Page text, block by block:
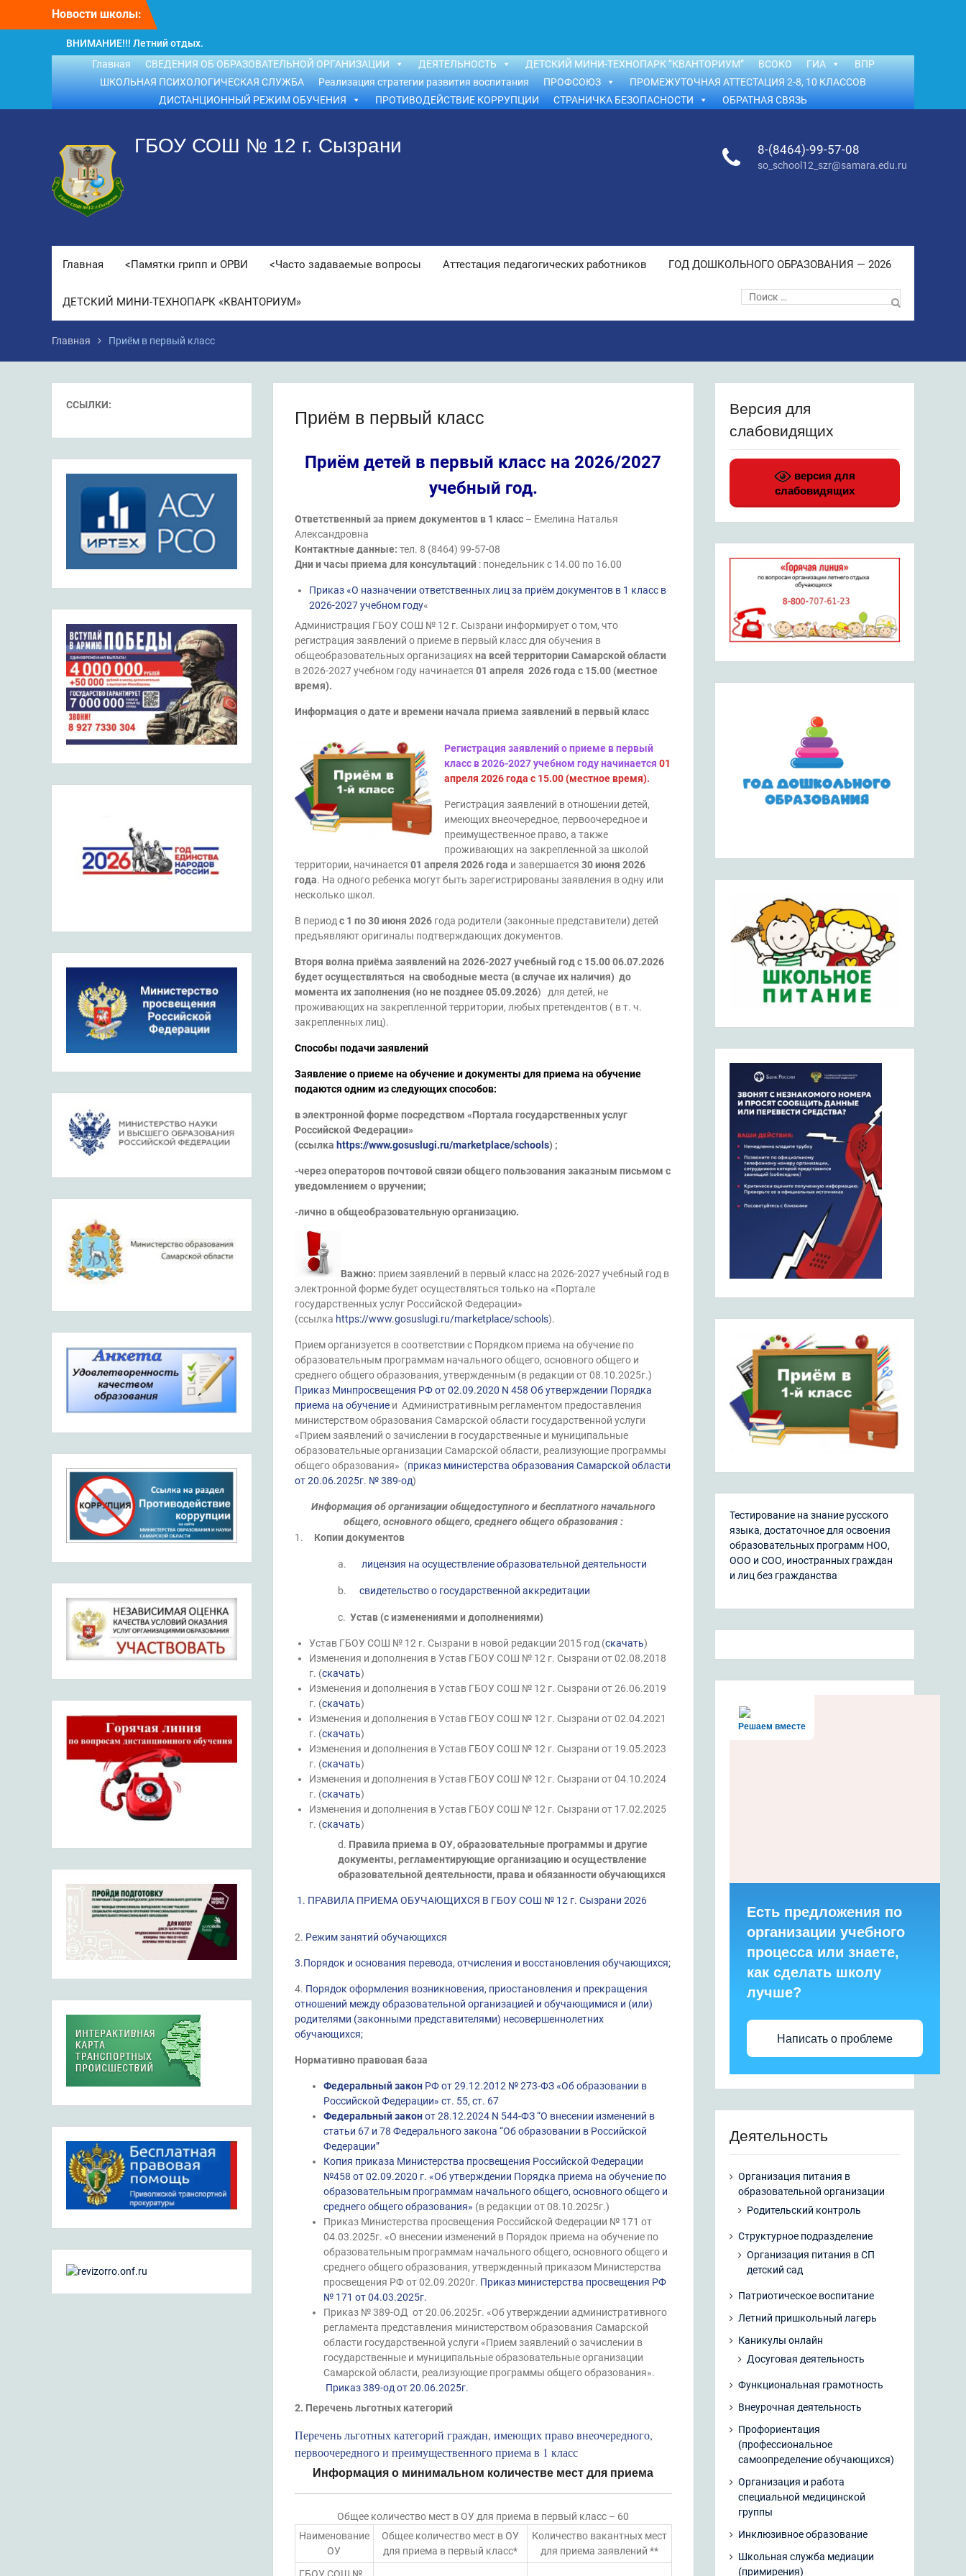
Новости школы:
ВНИМАНИЕ!!! Летний отдых.
ВНИМАНИЕ! ДЛЯ ВЫПУСКНИКОВ
Главная СВЕДЕНИЯ ОБ ОБРАЗОВАТЕЛЬНОЙ ОРГАНИЗАЦИИ ДЕЯТЕЛЬНОСТЬ ДЕТСКИЙ МИНИ-ТЕХНОПАРК “КВАНТОРИУМ” ВСОКО ГИА
ВПР
ШКОЛЬНАЯ ПСИХОЛОГИЧЕСКАЯ СЛУЖБА
Реализация стратегии развития воспитания ПРОФСОЮЗ
ПРОМЕЖУТОЧНАЯ АТТЕСТАЦИЯ 2-8, 10 КЛАССОВ
ДИСТАНЦИОННЫЙ РЕЖИМ ОБУЧЕНИЯ
ПРОТИВОДЕЙСТВИЕ КОРРУПЦИИ СТРАНИЧКА БЕЗОПАСНОСТИ ОБРАТНАЯ СВЯЗЬ
ГБОУ СОШ № 12 г. Сызрани 8-(8464)-99-57-08
so_school12_szr@samara.edu.ru
Главная <Памятки грипп и ОРВИ <Часто задаваемые вопросы Аттестация педагогических работников ГОД ДОШКОЛЬНОГО ОБРАЗОВАНИЯ — 2026
ДЕТСКИЙ МИНИ-ТЕХНОПАРК «КВАНТОРИУМ»
Поиск
по:
Главная Приём в первый класс
Приём в первый класс
Приём детей в первый класс на 2026/2027
учебный год.
Ответственный за прием документов в 1 класс– Емелина Наталья
Александровна
Контактные данные: тел. 8 (8464) 99-57-08
Дни и часы приема для консультаций: понедельник с 14.00 по 16.00
Приказ «О назначении ответственных лиц за приём документов в 1 класс в
2026-2027 учебном году«
Администрация ГБОУ СОШ № 12 г. Сызрани информирует о том, что
регистрация заявлений о приеме в первый класс для обучения в
общеобразовательных организацияхна всей территории Самарской области
в 2026-2027 учебном году начинается 01 апреля 2026 года с 15.00 (местное
время).
Информация о дате и времени начала приема заявлений в первый класс
Регистрация заявлений о приеме в первый
класс в 2026-2027 учебном году начинается 01
апреля 2026 года с 15.00 (местное время).
Регистрация заявлений в отношении детей,
имеющих внеочередное, первоочередное и
преимущественное право, а также
проживающих на закрепленной за школой
территории, начинается 01 апреля 2026 года и завершается 30 июня 2026
года. На одного ребенка могут быть зарегистрированы заявления в одну или
несколько школ.
В период с 1 по 30 июня 2026года родители (законные представители) детей
предъявляют оригиналы подтверждающих документов.
Вторя волна приёма заявлений на 2026-2027 учебный год с 15.00 06.07.2026
будет осуществляться на свободные места (в случае их наличия) до
момента их заполнения (но не позднее 05.09.2026) для детей, не
проживающих на закрепленной территории, любых претендентов ( в т. ч.
закрепленных лиц).
Способы подачи заявлений
Заявление о приеме на обучение и документы для приема на обучение
подаются одним из следующих способов:
в электронной форме посредством «Портала государственных услуг
Российской Федерации»
(ссылка https://www.gosuslugi.ru/marketplace/schools) ;
-через операторов почтовой связи общего пользования заказным письмом с
уведомлением о вручении;
-лично в общеобразовательную организацию.
Важно: прием заявлений в первый класс на 2026-2027 учебный год в
электронной форме будет осуществляться только на «Портале
государственных услуг Российской Федерации»
(ссылка https://www.gosuslugi.ru/marketplace/schools).
Прием организуется в соответствии с Порядком приема на обучение по
образовательным программам начального общего, основного общего и
среднего общего образования, утвержденным (в редакции от 08.10.2025г.)
Приказ Минпросвещения РФ от 02.09.2020 N 458 Об утверждении Порядка
приема на обучение и Административным регламентом предоставления
министерством образования Самарской области государственной услуги
«Прием заявлений о зачислении в государственные и муниципальные
образовательные организации Самарской области, реализующие программы
общего образования» (приказ министерства образования Самарской области
от 20.06.2025г. № 389-од)
Информация об организации общедоступного и бесплатного начального
общего, основного общего, среднего общего образования :
1. Копии документов
a. лицензия на осуществление образовательной деятельности
b. свидетельство о государственной аккредитации
c. Устав (с изменениями и дополнениями)
Устав ГБОУ СОШ № 12 г. Сызрани в новой редакции 2015 год (скачать)
Изменения и дополнения в Устав ГБОУ СОШ № 12 г. Сызрани от 02.08.2018
г. (скачать)
Изменения и дополнения в Устав ГБОУ СОШ № 12 г. Сызрани от 26.06.2019
г. (скачать)
Изменения и дополнения в Устав ГБОУ СОШ № 12 г. Сызрани от 02.04.2021
г. (скачать)
Изменения и дополнения в Устав ГБОУ СОШ № 12 г. Сызрани от 19.05.2023
г. (скачать)
Изменения и дополнения в Устав ГБОУ СОШ № 12 г. Сызрани от 04.10.2024
г. (скачать)
Изменения и дополнения в Устав ГБОУ СОШ № 12 г. Сызрани от 17.02.2025
г. (скачать)
d. Правила приема в ОУ, образовательные программы и другие
документы, регламентирующие организацию и осуществление
образовательной деятельности, права и обязанности обучающихся
1. ПРАВИЛА ПРИЕМА ОБУЧАЮЩИХСЯ В ГБОУ СОШ № 12 г. Сызрани 2026
2. Режим занятий обучающихся
3.Порядок и основания перевода, отчисления и восстановления обучающихся;
4. Порядок оформления возникновения, приостановления и прекращения
отношений между образовательной организацией и обучающимися и (или)
родителями (законными представителями) несовершеннолетних
обучающихся;
Нормативно правовая база
Федеральный законРФ от 29.12.2012 № 273-ФЗ «Об образовании в
Российской Федерации» ст. 55, ст. 67
Федеральный законот 28.12.2024 N 544-ФЗ “О внесении изменений в
статьи 67 и 78 Федерального закона “Об образовании в Российской
Федерации”
Копия приказа Министерства просвещения Российской Федерации
№458 от 02.09.2020 г. «Об утверждении Порядка приема на обучение по
образовательным программам начального общего, основного общего и
среднего общего образования» (в редакции от 08.10.2025г.)
Приказ Министерства просвещения Российской Федерации № 171 от
04.03.2025г. «О внесении изменений в Порядок приема на обучение по
образовательным программам начального общего, основного общего и
среднего общего образования, утвержденный приказом Министерства
просвещения РФ от 02.09.2020г. Приказ министерства просвещения РФ
№ 171 от 04.03.2025г.
Приказ № 389-ОД от 20.06.2025г. «Об утверждении административного
регламента представления министерством образования Самарской
области государственной услуги «Прием заявлений о зачислении в
государственные и муниципальные образовательные организации
Самарской области, реализующие программы общего образования».
Приказ 389-од от 20.06.2025г.
2. Перечень льготных категорий
Перечень льготных категорий граждан, имеющих право внеочередного,
первоочередного и преимущественного приема в 1 класс
Информация о минимальном количестве мест для приема
Общее количество мест в ОУ для приема в первый класс – 60
Наименование
ОУ
Общее количество мест в ОУ
для приема в первый класс*
Количество вакантных мест
для приема заявлений **
ГБОУ СОШ №
Версия для
слабовидящих
версия для
слабовидящих
Тестирование на знание русского
языка, достаточное для освоения
образовательных программ НОО,
ООО и СОО, иностранных граждан
и лиц без гражданства
Решаем вместе
Есть предложения по
организации учебного
процесса или знаете,
как сделать школу
лучше?
Написать о проблеме
Деятельность
Организация питания в
образовательной организации
Родительский контроль
Структурное подразделение
Организация питания в СП
детский сад
Патриотическое воспитание
Летний пришкольный лагерь
Каникулы онлайн
Досуговая деятельность
Функциональная грамотность
Внеурочная деятельность
Профориентация
(профессиональное
самоопределение обучающихся)
Организация и работа
специальной медицинской
группы
Инклюзивное образование
Школьная служба медиации
(примирения)
ССЫЛКИ: